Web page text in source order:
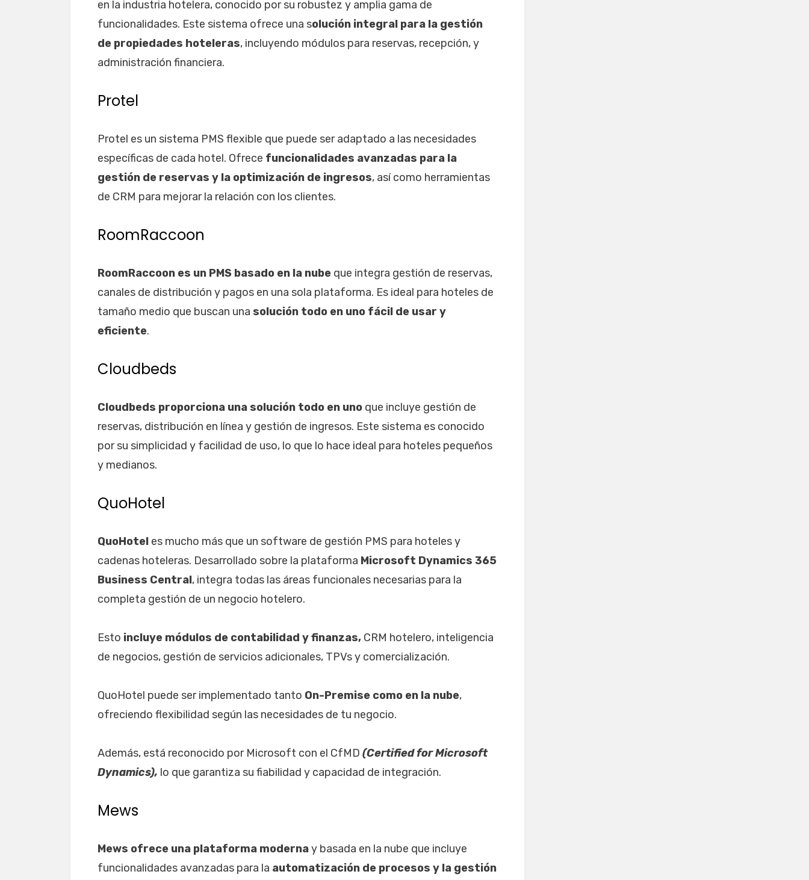
en la industria hotelera, conocido por su robustez y amplia gama de
funcionalidades. Este sistema ofrece una solución integral para la gestión
de propiedades hoteleras, incluyendo módulos para reservas, recepción, y
administración financiera.
Protel
Protel es un sistema PMS flexible que puede ser adaptado a las necesidades
específicas de cada hotel. Ofrece funcionalidades avanzadas para la
gestión de reservas y la optimización de ingresos, así como herramientas
de CRM para mejorar la relación con los clientes.
RoomRaccoon
RoomRaccoon es un PMS basado en la nube que integra gestión de reservas,
canales de distribución y pagos en una sola plataforma. Es ideal para hoteles de
tamaño medio que buscan una solución todo en uno fácil de usar y
eficiente.
Cloudbeds
Cloudbeds proporciona una solución todo en uno que incluye gestión de
reservas, distribución en línea y gestión de ingresos. Este sistema es conocido
por su simplicidad y facilidad de uso, lo que lo hace ideal para hoteles pequeños
y medianos.
QuoHotel
QuoHotel es mucho más que un software de gestión PMS para hoteles y
cadenas hoteleras. Desarrollado sobre la plataforma Microsoft Dynamics 365
Business Central, integra todas las áreas funcionales necesarias para la
completa gestión de un negocio hotelero.
Esto incluye módulos de contabilidad y finanzas, CRM hotelero, inteligencia
de negocios, gestión de servicios adicionales, TPVs y comercialización.
QuoHotel puede ser implementado tanto On-Premise como en la nube,
ofreciendo flexibilidad según las necesidades de tu negocio.
Además, está reconocido por Microsoft con el CfMD (Certified for Microsoft
Dynamics), lo que garantiza su fiabilidad y capacidad de integración.
Mews
Mews ofrece una plataforma modernay basada en la nube que incluye
funcionalidades avanzadas para la automatización de procesos y la gestión